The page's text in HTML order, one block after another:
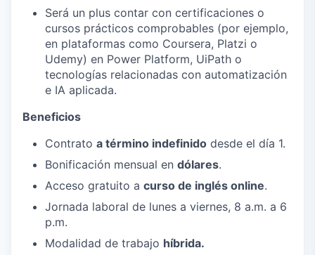
Será un plus contar con certificaciones o
cursos prácticos comprobables (por ejemplo,
en plataformas como Coursera, Platzi o
Udemy) en Power Platform, UiPath o
tecnologías relacionadas con automatización
e IA aplicada.
Beneficios
Contrato a término indefinido desde el día 1.
Bonificación mensual en dólares.
Acceso gratuito a curso de inglés online.
Jornada laboral de lunes a viernes, 8 a.m. a 6
p.m.
Modalidad de trabajo híbrida.